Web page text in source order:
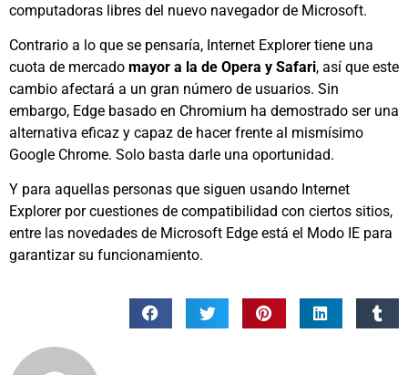
computadoras libres del nuevo navegador de Microsoft.
Contrario a lo que se pensaría, Internet Explorer tiene una
cuota de mercado mayor a la de Opera y Safari, así que este
cambio afectará a un gran número de usuarios. Sin
embargo, Edge basado en Chromium ha demostrado ser una
alternativa eficaz y capaz de hacer frente al mismísimo
Google Chrome. Solo basta darle una oportunidad.
Y para aquellas personas que siguen usando Internet
Explorer por cuestiones de compatibilidad con ciertos sitios,
entre las novedades de Microsoft Edge está el Modo IE para
garantizar su funcionamiento.